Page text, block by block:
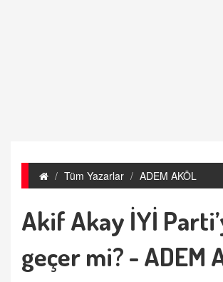
Tüm Yazarlar ADEM AKÖL
Akif Akay İYİ
geçer mi? - ADEM